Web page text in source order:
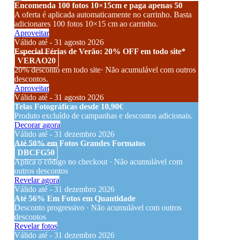
Encomenda 100 fotos 10×15cm e paga apenas 50
A oferta é aplicada automaticamente no carrinho. Basta
adicionares 100 fotos 10×15 cm ao carrinho.
Aproveitar
Válido até - 31 agosto 2026
Especial Férias de Verão: 20% OFF em todo site*
VERAO20
20% desconto em todo site· Não acumulável com outros
descontos.
Aproveitar
Válido até - 31 agosto 2026
Telas Fotográficas desde 10,90€
Produto excluído de campanhas e descontos adicionais.
Decorar agora
Válido até - 31 dezembro 2026
Até 50% em Fotos Grandes Formatos
DBCFG50
Aplica o código no checkout · Não acumulável com
outros descontos
Revelar agora
Válido até - 31 dezembro 2026
Até 56% Em Fotos em Quantidade
Desconto progressivo · Não acumulável com outros
descontos
Revelar fotos
Válido até - 31 dezembro 2026